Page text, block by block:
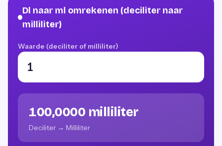
Dl naar ml omrekenen (deciliter naar
milliliter)
Waarde (deciliter of milliliter)
100,0000 milliliter
Deciliter → Milliliter